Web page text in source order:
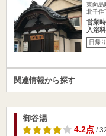
東向島
北千住
営業
入浴
日帰り
関連情報から探す
御谷湯
4.2点/